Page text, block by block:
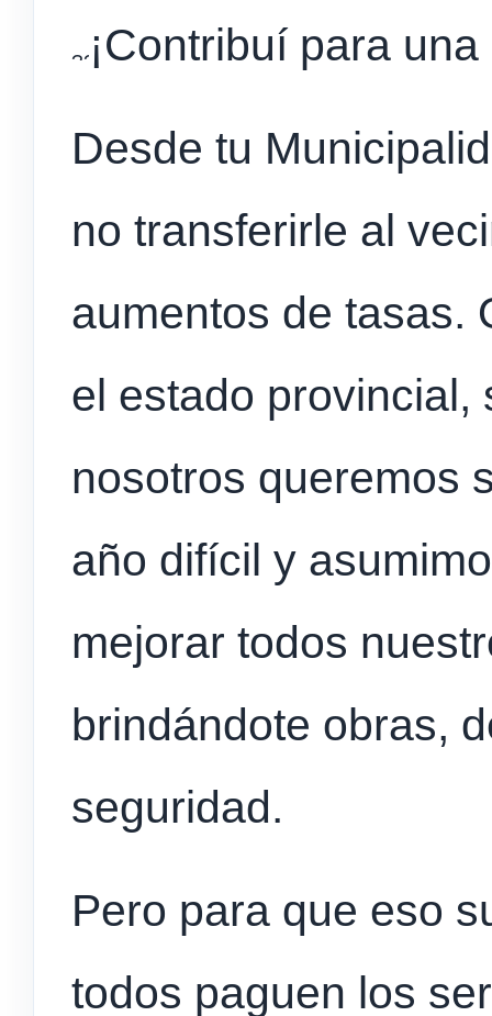
¡Contribuí para
Desde tu
no transferirle al
aumentos de tasas.
el estado provincial,
nosotros queremos
año difícil y
mejorar todos
brindándote obras,
seguridad.
Pero para que eso
todos paguen los